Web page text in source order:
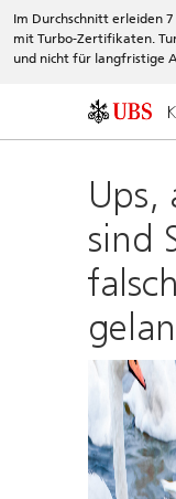
Im Durchschnitt erleiden
mit Turbo-Zertifikaten.
und nicht für langfristige
Ups,
sind